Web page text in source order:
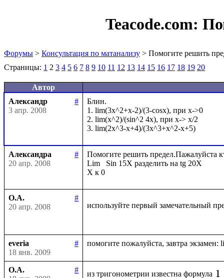
Teacode.com:
Форумы > Консультация по матанализу > Помогите решить
Страницы: 1 2 3 4 5 6 7 8 9 10 11 12 13 14 15 16 17 18 19 20
Автор
Александр
#
3 апр. 2008
Блин.
1. lim(3x^2+x-2)/(3-cosx), при x->0
2. lim(x^2)/(sin^2 4x), при x-> x/2
Александра
#
20 апр. 2008
Помогите решить предел.Пажалуйста
Lim   Sin 15X разделить на tg 20X
О.А.
#
20 апр. 2008
используйте первый замечательный
everia
#
18 янв. 2009
О.А.
#
из тригонометрии известна формула